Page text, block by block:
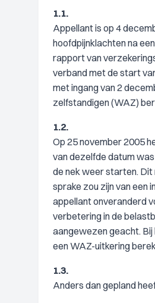
1.1.
Appellant is op 4
hoofdpijnklachten na
rapport van
verband met de start
met ingang van 2
zelfstandigen (WAZ)
1.2.
Op 25 november 2005
van dezelfde datum
de nek weer starten.
sprake zou zijn van een
appellant onveranderd
verbetering in de
aangewezen geacht.
een WAZ-uitkering
1.3.
Anders dan gepland